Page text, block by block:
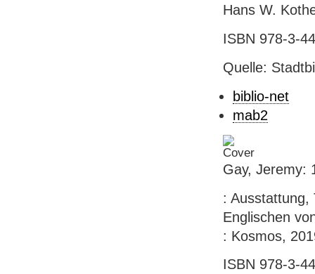
Hans W.
ISBN 978-3-
Quelle:
biblio-net
mab2
Gay, Jeremy:
: Ausstattung,
Englischen
: Kosmos,
ISBN 978-3-